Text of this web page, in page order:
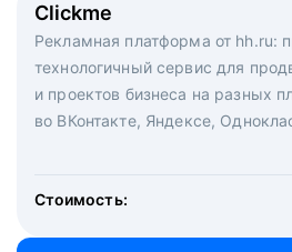
Clickme
Рекламная платформа от hh.ru:
технологичный сервис для
и проектов бизнеса на разных
во ВКонтакте, Яндексе,
Стоимость:
Вакансия дня
Рекламный формат для вакансий
hh.ru. Увеличивает количество
Массовый подбор под ключ.
кандидатов и когда вам нужно,
маркетологи, рекрутеры и
hh.ru с целым набором digital-